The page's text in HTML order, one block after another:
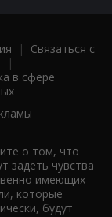
| Связаться с
|
в сфере
о том, что
задеть чувства
имеющих
которые
будут